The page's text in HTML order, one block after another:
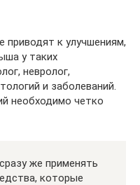
приводят к улучшениям,
у таких
невролог,
и заболеваний.
необходимо четко
же применять
которые